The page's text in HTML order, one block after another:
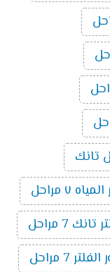
٧ مراحل
7 مراحل
7 مراحل